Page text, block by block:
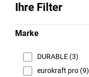
Ihre Filter
Marke
DURABLE (3)
eurokraft pro (9)